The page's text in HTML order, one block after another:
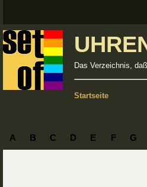
Das Verzeichnis,
Startseite
A B C D E F G